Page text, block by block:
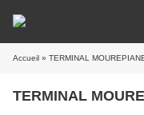
Accueil » TERMINAL
TERMINAL